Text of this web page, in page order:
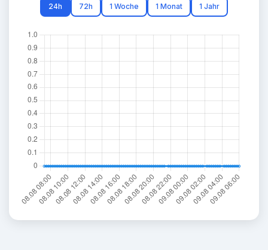
24h 72h 1 Woche 1 Monat 1 Jahr